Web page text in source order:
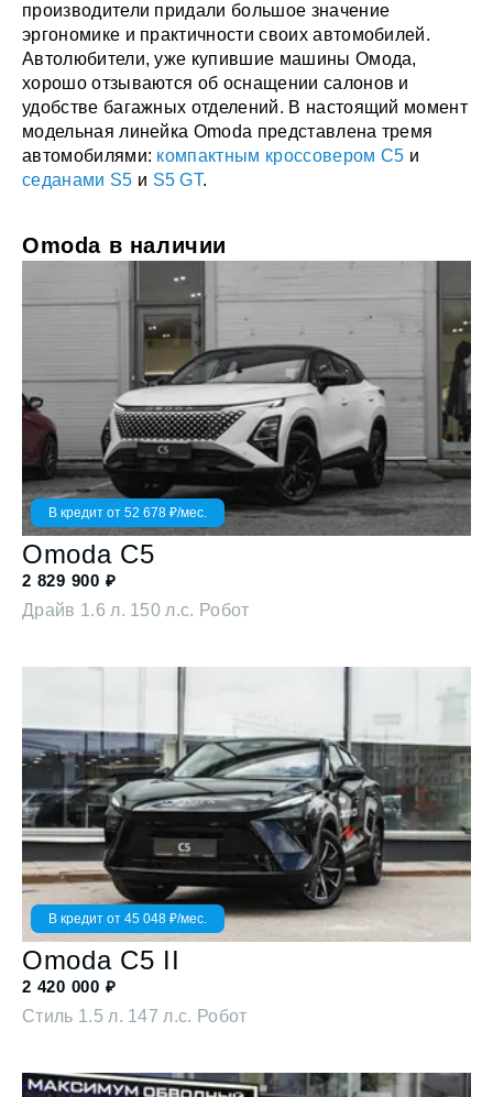
производители придали большое значение
эргономике и практичности своих автомобилей.
Автолюбители, уже купившие машины Омода,
хорошо отзываются об оснащении салонов и
удобстве багажных отделений. В настоящий момент
модельная линейка Omoda представлена тремя
автомобилями: компактным кроссовером C5 и
седанами S5 и S5 GT.
Omoda в наличии
В кредит от 52 678 ₽/мес.
Omoda C5
2 829 900 ₽
Драйв 1.6 л. 150 л.с. Робот
В кредит от 45 048 ₽/мес.
Omoda C5 II
2 420 000 ₽
Стиль 1.5 л. 147 л.с. Робот